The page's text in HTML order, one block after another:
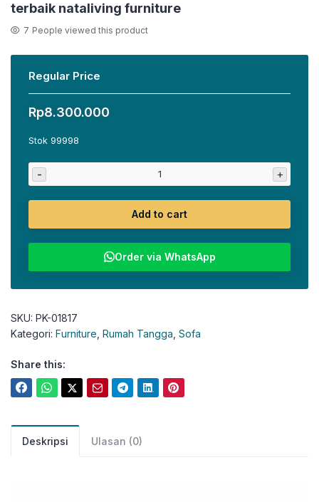
terbaik nataliving furniture
7 People viewed this product
Regular Price
Rp8.300.000
Stok 99998
- +
Add to cart
Order via WhatsApp
SKU: PK-01817
Kategori: Furniture Rumah Tangga Sofa
Share this:
Deskripsi Ulasan (0)